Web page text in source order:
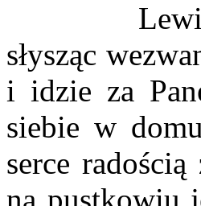
Lewi,
słysząc
i idzie za
siebie w
serce